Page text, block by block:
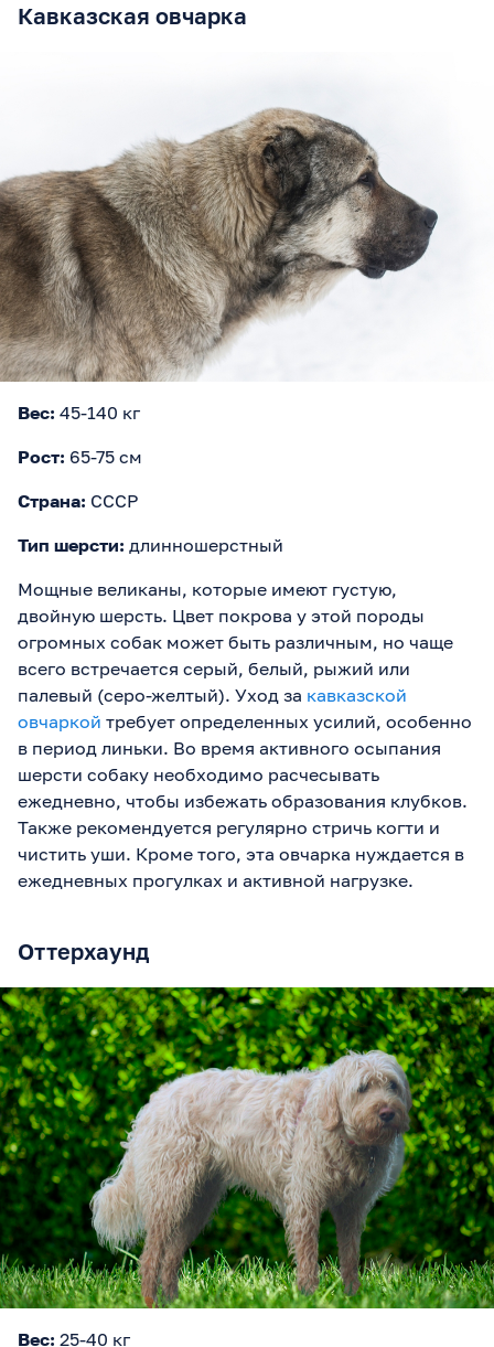
Кавказская овчарка
Вес: 45-140 кг
Рост: 65-75 см
Страна: СССР
Тип шерсти: длинношерстный
Мощные великаны, которые имеют густую,
двойную шерсть. Цвет покрова у этой породы
огромных собак может быть различным, но чаще
всего встречается серый, белый, рыжий или
палевый (серо-желтый). Уход за кавказской
овчаркой требует определенных усилий, особенно
в период линьки. Во время активного осыпания
шерсти собаку необходимо расчесывать
ежедневно, чтобы избежать образования клубков.
Также рекомендуется регулярно стричь когти и
чистить уши. Кроме того, эта овчарка нуждается в
ежедневных прогулках и активной нагрузке.
Оттерхаунд
Вес: 25-40 кг